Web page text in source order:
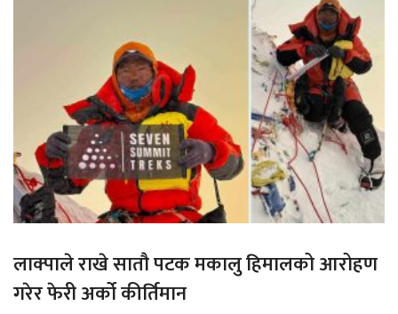
लाक्पाले राखे सातौ पटक मकालु हिमालको आरोहण
गरेर फेरी अर्को कीर्तिमान